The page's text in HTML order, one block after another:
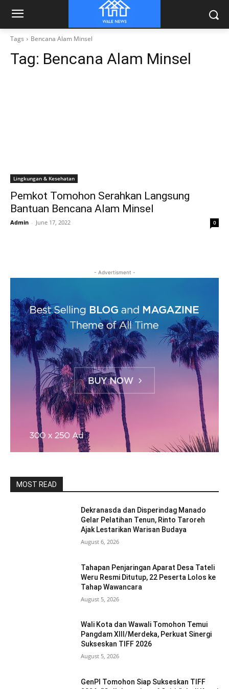
Tags Bencana Alam Minsel
Tag: Bencana Alam Minsel
Lingkungan & Kesehatan
Pemkot Tomohon Serahkan Langsung
Bantuan Bencana Alam Minsel
Admin - June 17, 2022 0
- Advertisment -
MOST READ
Dekranasda dan Disperindag Manado
Gelar Pelatihan Tenun, Rinto Taroreh
Ajak Lestarikan Warisan Budaya
August 6, 2026
Tahapan Penjaringan Aparat Desa Tateli
Weru Resmi Ditutup, 22 Peserta Lolos ke
Tahap Wawancara
August 5, 2026
Wali Kota dan Wawali Tomohon Temui
Pangdam XIII/Merdeka, Perkuat Sinergi
Sukseskan TIFF 2026
August 5, 2026
GenPI Tomohon Siap Sukseskan TIFF